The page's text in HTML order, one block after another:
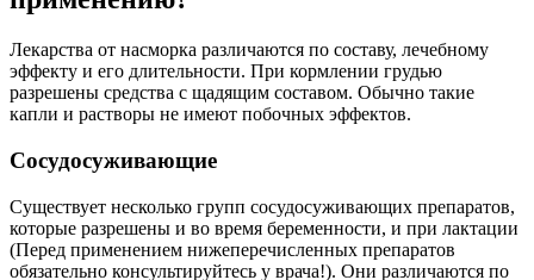
Лекарства от насморка различаются по составу, лечебному
эффекту и его длительности. При кормлении грудью
разрешены средства с щадящим составом. Обычно такие
капли и растворы не имеют побочных эффектов.
Сосудосуживающие
Существует несколько групп сосудосуживающих препаратов,
которые разрешены и во время беременности, и при лактации
(Перед применением нижеперечисленных препаратов
обязательно консультируйтесь у врача!). Они различаются по